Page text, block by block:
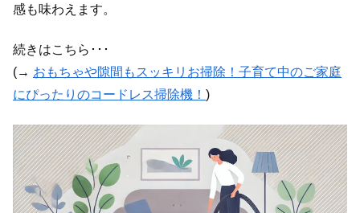
感も味わえます。
続きはこちら･･･
(→ おもちゃや隙間もスッキリお掃除！子育て中のご家庭
にぴったりのコードレス掃除機！ )